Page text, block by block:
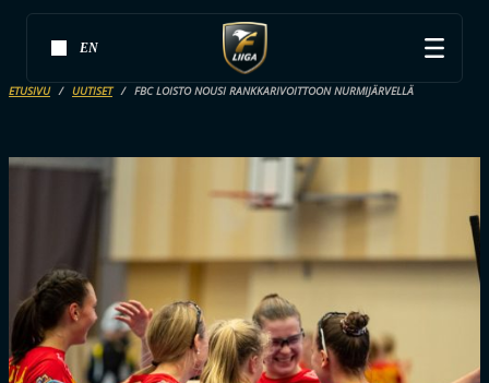
EN
ETUSIVU UUTISET FBC LOISTO NOUSI RANKKARIVOITTOON NURMIJÄRVELLÄ